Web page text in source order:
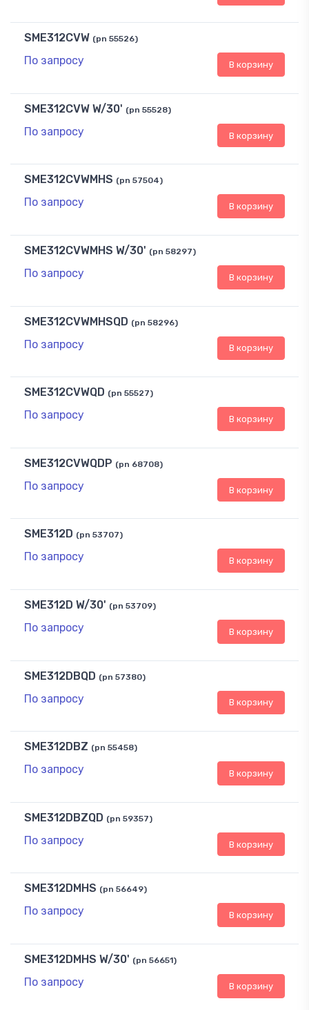
SME312CVW (pn 55526)
По запросу В корзину
SME312CVW W/30' (pn 55528)
По запросу В корзину
SME312CVWMHS (pn 57504)
По запросу В корзину
SME312CVWMHS W/30' (pn 58297)
По запросу В корзину
SME312CVWMHSQD (pn 58296)
По запросу В корзину
SME312CVWQD (pn 55527)
По запросу В корзину
SME312CVWQDP (pn 68708)
По запросу В корзину
SME312D (pn 53707)
По запросу В корзину
SME312D W/30' (pn 53709)
По запросу В корзину
SME312DBQD (pn 57380)
По запросу В корзину
SME312DBZ (pn 55458)
По запросу В корзину
SME312DBZQD (pn 59357)
По запросу В корзину
SME312DMHS (pn 56649)
По запросу В корзину
SME312DMHS W/30' (pn 56651)
По запросу В корзину